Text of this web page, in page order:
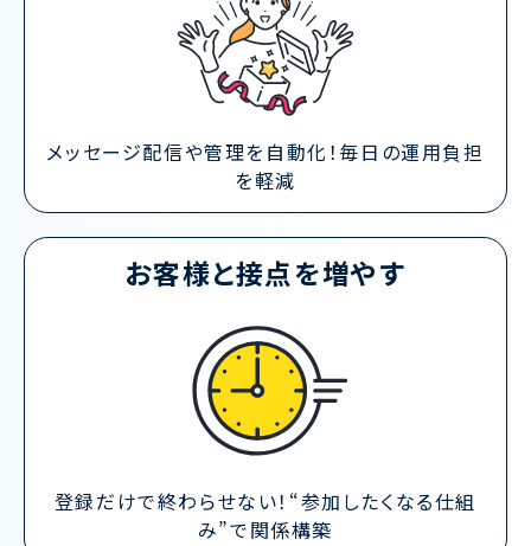
メッセージ配信や管理を自動化！毎日の運用負担
を軽減
お客様と接点を増やす
登録だけで終わらせない！“参加したくなる仕組
み”で関係構築